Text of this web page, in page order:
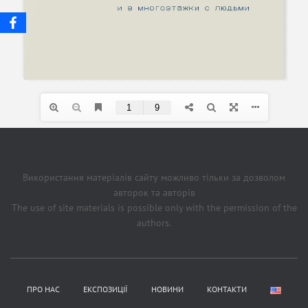
Використання матеріалів сайту можливо тільки за дозволом
авторок та авторів
The use of site materials is possible only with the permission of the
authors.
ПРО НАС ЕКСПОЗИЦІЇ НОВИНИ КОНТАКТИ